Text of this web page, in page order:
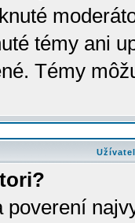
témy ani
Témy